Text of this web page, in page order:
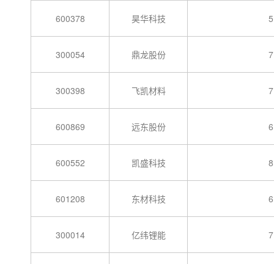
600378 昊华科技 5
300054 鼎龙股份 7
300398 飞凯材料 7
600869 远东股份 6
600552 凯盛科技 8
601208 东材科技 6
300014 亿纬锂能 7